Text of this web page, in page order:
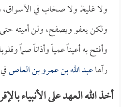
ولا غليظ ولا صخاب في الأسواق،
ولكن يعفو ويصفح، ولن أميته حتى
وأفتح به أعيناً عمياً وأذاناً صماً
رآهاعبد الله بن عمرو بن العاص
أخذ الله العهد على الأنبياء